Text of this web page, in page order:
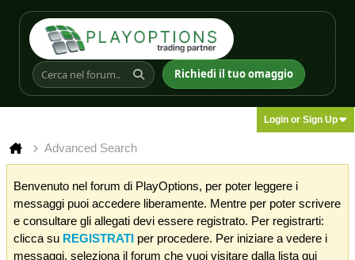
Richiedi il tuo omaggio
Login or Sign Up
Advanced Search
Benvenuto nel forum di PlayOptions, per poter leggere i
messaggi puoi accedere liberamente. Mentre per poter scrivere
e consultare gli allegati devi essere registrato. Per registrarti:
clicca su REGISTRATI per procedere. Per iniziare a vedere i
messaggi, seleziona il forum che vuoi visitare dalla lista qui